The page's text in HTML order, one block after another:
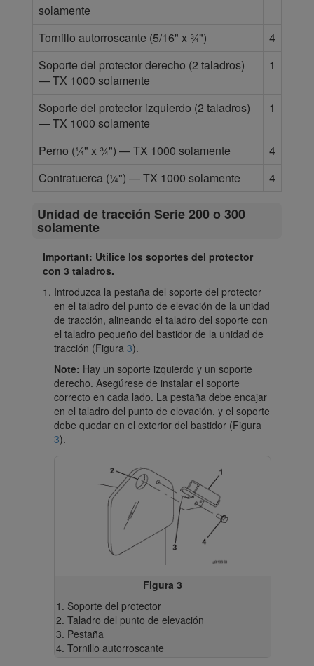
solamente
Tornillo autorroscante (5/16" x ¾")
4
Soporte del protector derecho (2 taladros)
— TX 1000 solamente
1
Soporte del protector izquierdo (2 taladros)
— TX 1000 solamente
1
Perno (¼" x ¾") — TX 1000 solamente
4
Contratuerca (¼") — TX 1000 solamente
4
Unidad de tracción Serie 200 o 300
solamente
Important: Utilice los soportes del protector
con 3 taladros.
Introduzca la pestaña del soporte del protector
en el taladro del punto de elevación de la unidad
de tracción, alineando el taladro del soporte con
el taladro pequeño del bastidor de la unidad de
tracción (Figura3).
Note: Hay un soporte izquierdo y un soporte
derecho. Asegúrese de instalar el soporte
correcto en cada lado. La pestaña debe encajar
en el taladro del punto de elevación, y el soporte
debe quedar en el exterior del bastidor (Figura
3).
Figura 3
Soporte del protector
Taladro del punto de elevación
Pestaña
Tornillo autorroscante